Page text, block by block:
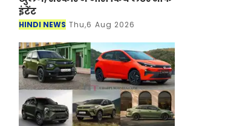
इंटेंट
HINDI NEWS Thu,6 Aug 2026